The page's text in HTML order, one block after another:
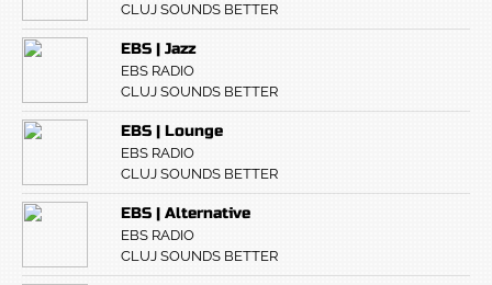
CLUJ SOUNDS BETTER
EBS | Jazz
EBS RADIO
CLUJ SOUNDS BETTER
EBS | Lounge
EBS RADIO
CLUJ SOUNDS BETTER
EBS | Alternative
EBS RADIO
CLUJ SOUNDS BETTER